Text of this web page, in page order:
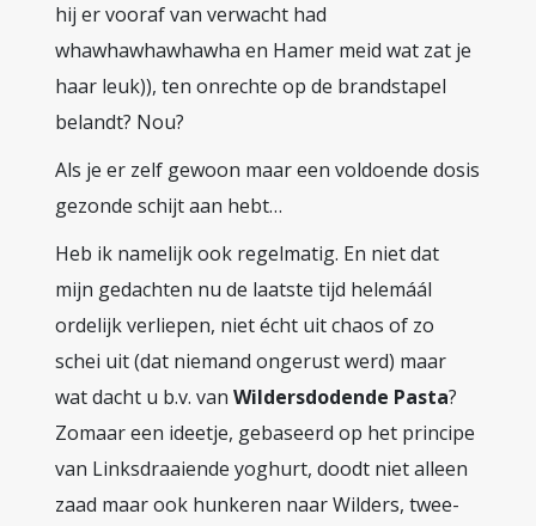
hij er vooraf van verwacht had
whawhawhawhawha en Hamer meid wat zat je
haar leuk)), ten onrechte op de brandstapel
belandt? Nou?
Als je er zelf gewoon maar een voldoende dosis
gezonde schijt aan hebt…
Heb ik namelijk ook regelmatig. En niet dat
mijn gedachten nu de laatste tijd helemáál
ordelijk verliepen, niet écht uit chaos of zo
schei uit (dat niemand ongerust werd) maar
wat dacht u b.v. van Wildersdodende Pasta?
Zomaar een ideetje, gebaseerd op het principe
van Linksdraaiende yoghurt, doodt niet alleen
zaad maar ook hunkeren naar Wilders, twee-